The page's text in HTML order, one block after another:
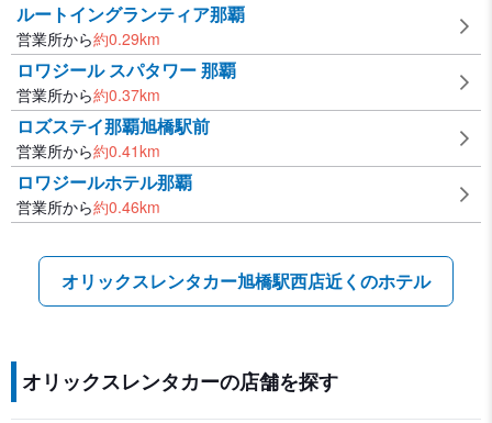
ルートイングランティア那覇
営業所から約0.29km
ロワジール スパタワー 那覇
営業所から約0.37km
ロズステイ那覇旭橋駅前
営業所から約0.41km
ロワジールホテル那覇
営業所から約0.46km
オリックスレンタカー旭橋駅西店近くのホテル
オリックスレンタカーの店舗を探す